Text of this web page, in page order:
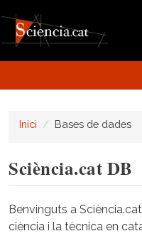
Inici Bases de dades
Sciència.cat DB
Benvinguts a
ciència i la tècnica en